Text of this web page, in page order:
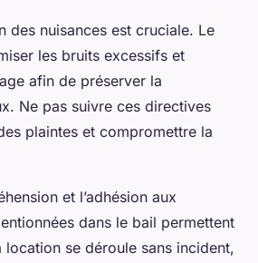
des nuisances est cruciale. Le
les bruits excessifs et
afin de préserver la
Ne pas suivre ces directives
plaintes et compromettre la
et l’adhésion aux
dans le bail permettent
location se déroule sans incident,